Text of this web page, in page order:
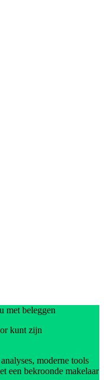
met beleggen
kunt zijn
moderne tools
een bekroonde makelaar